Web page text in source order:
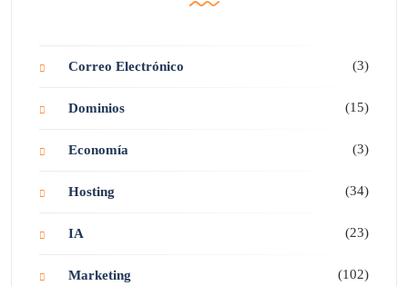
Correo Electrónico (3)
Dominios (15)
Economía (3)
Hosting (34)
IA (23)
Marketing (102)